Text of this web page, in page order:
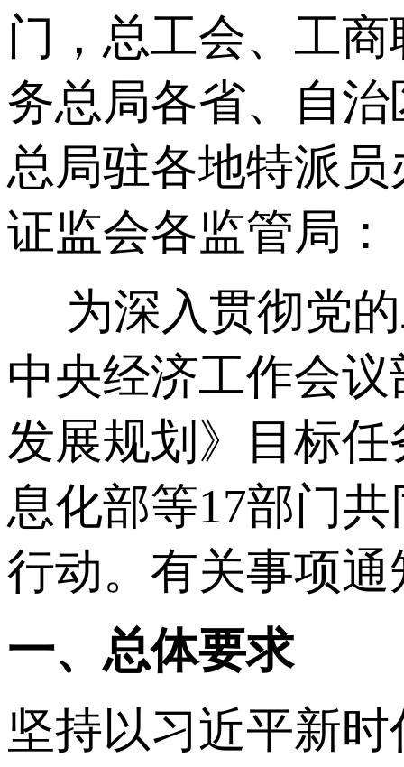
门，总工会、工
务总局各省、自
总局驻各地特派
证监会各监管局：
为深入贯彻党的
中央经济工作会
发展规划》目标
息化部等17部门
行动。有关事项
一、总体要求
坚持以习近平新